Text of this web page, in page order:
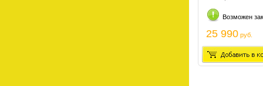
Возможен
25 990 руб.